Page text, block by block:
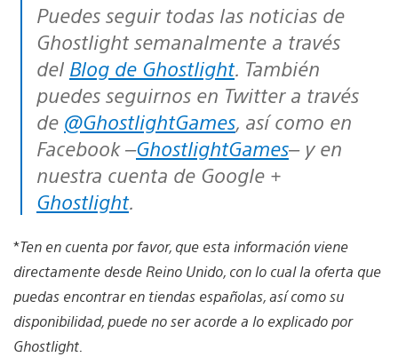
Puedes seguir todas las noticias de
Ghostlight semanalmente a través
del Blog de Ghostlight. También
puedes seguirnos en Twitter a través
de @GhostlightGames, así como en
Facebook –GhostlightGames– y en
nuestra cuenta de Google +
Ghostlight.
*Ten en cuenta por favor, que esta información viene
directamente desde Reino Unido, con lo cual la oferta que
puedas encontrar en tiendas españolas, así como su
disponibilidad, puede no ser acorde a lo explicado por
Ghostlight.